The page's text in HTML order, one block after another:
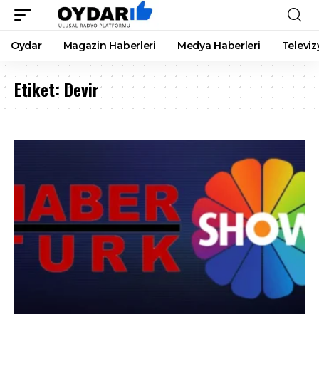
Oydar Magazin Haberleri Medya Haberleri
Etiket: Devir